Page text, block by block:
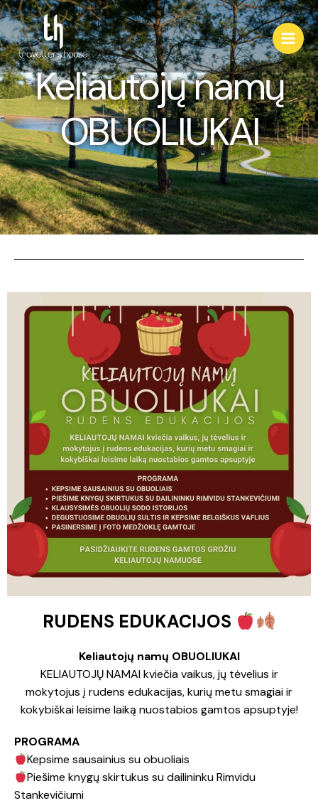
Keliautojų namų
OBUOLIUKAI
RUDENS EDUKACIJOS
Keliautojų namų OBUOLIUKAI
KELIAUTOJŲ NAMAI kviečia vaikus, jų tėvelius ir
mokytojus į rudens edukacijas, kurių metu smagiai ir
kokybiškai leisime laiką nuostabios gamtos apsuptyje!
PROGRAMA
Kepsime sausainius su obuoliais
Piešime knygų skirtukus su dailininku Rimvidu
Stankevičiumi